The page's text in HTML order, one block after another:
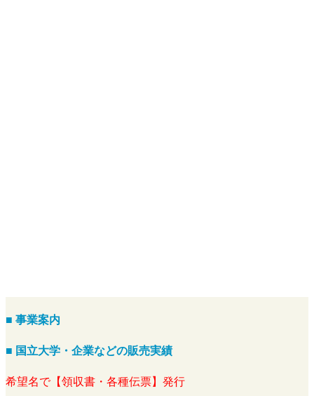
■ 事業案内
■ 国立大学・企業などの販売実績
希望名で【領収書・各種伝票】発行